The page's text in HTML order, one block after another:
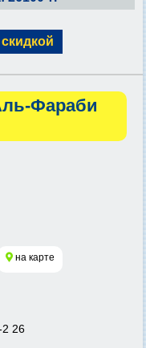
Фараби
на карте
26